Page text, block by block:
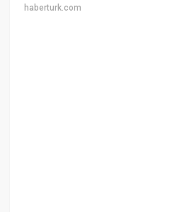
haberturk.com